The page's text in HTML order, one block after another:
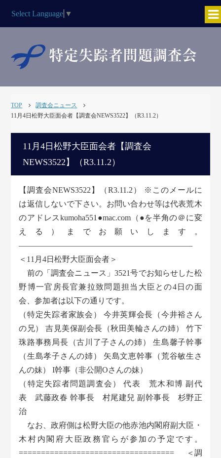
Select Language ▼
TOP
調査会ニュース
11月4日松野大臣面会者【調査会NEWS3522】（R3.11.2）
11月4日松野大臣面会者【調査会
NEWS3522】（R3.11.2）
【調査会NEWS3522】（R3.11.2） ※このメールに
は返信しないで下さい。お問い合わせ等は代表荒木
のアドレスkumoha551●mac.com（●を半角の＠に変
える）までお願いします。
――――――――――――――――――――――
＜11月4日松野大臣面会者＞
前の「調査会ニュース」3521号でお知らせした松
野博一官房長官兼拉致問題担当大臣との4日の面
会、参加者は以下の通りです。
（特定失踪者家族会） 今井英輝会長（今井裕さん
の兄） 吉見美保副会長（秋田美輪さんの姉） 竹下
珠路事務局長（古川了子さんの姉） 生島馨子幹事
（生島孝子さんの姉） 矢島文恵幹事（荒谷敏生さ
んの妹） I幹事（非公開Oさんの妹）
（特定失踪者問題調査会） 代表 荒木和博 副代
表 武藤政春 幹事長 村尾建兒 副幹事長 杉野正
治
なお、政府側は松野大臣の他赤池内閣府副大臣・
木村内閣府大臣政務官らが参加の予定です。
=================================== ＜調